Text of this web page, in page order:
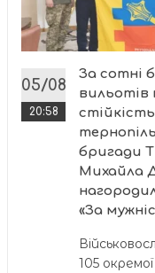
05/08
20:58
За сотні
вильотів
бригади
Михайла
«За
105